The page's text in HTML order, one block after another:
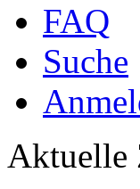
FAQ
Suche
Aktuelle